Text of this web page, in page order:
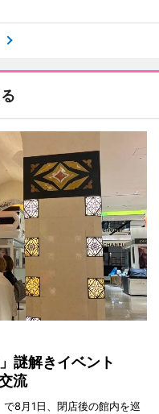
謎解きイベント
流
8月1日、閉店後の館内を巡